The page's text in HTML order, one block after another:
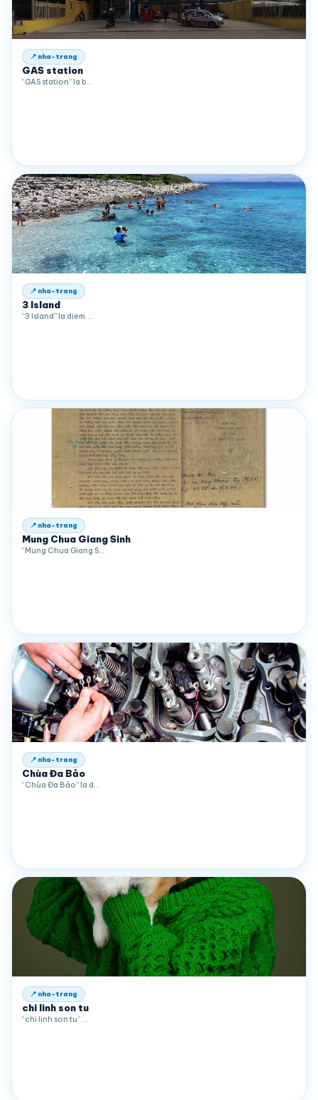
📍 nha-trang
GAS station
“GAS station” la b…
📍 nha-trang
3 Island
“3 Island” la diem…
📍 nha-trang
Mung Chua Giang Sinh
“Mung Chua Giang S…
📍 nha-trang
Chùa Đa Bảo
“Chùa Đa Bảo” la d…
📍 nha-trang
chi linh son tu
“chi linh son tu” …